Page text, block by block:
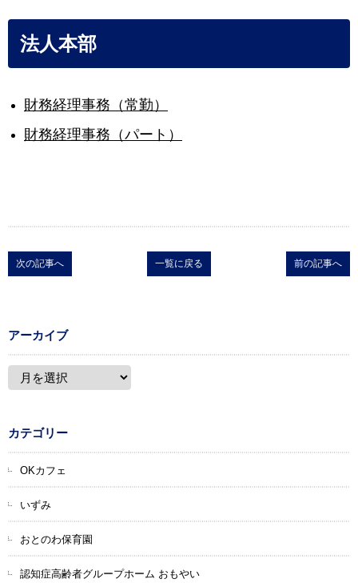
法人本部
財務経理事務（常勤）
財務経理事務（パート）
次の記事へ 一覧に戻る 前の記事へ
アーカイブ
カテゴリー
OKカフェ
いずみ
おとのわ保育園
認知症高齢者グループホーム おもやい